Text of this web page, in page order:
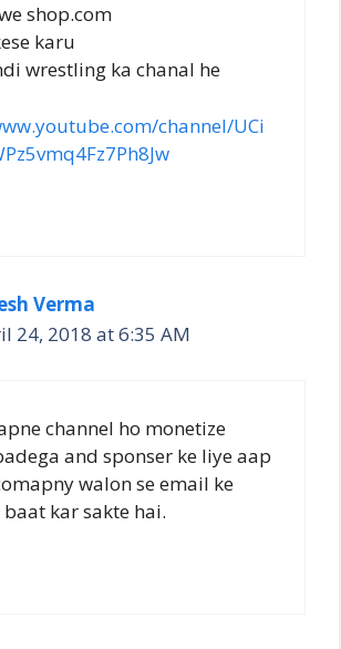
shop.com
karu
wrestling ka chanal he
channel/UCi
Verma
24, 2018 at 6:35 AM
channel ho monetize
and sponser ke liye aap
walon se email ke
kar sakte hai.